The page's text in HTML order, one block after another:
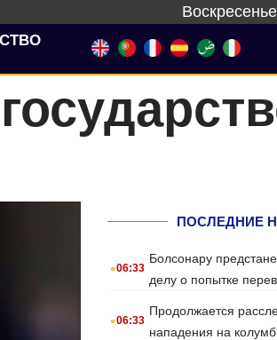
ПОСЛЕДНИЕ
.06:33
Болсонару
делу о попытке
.06:33
Продолжается
нападения на